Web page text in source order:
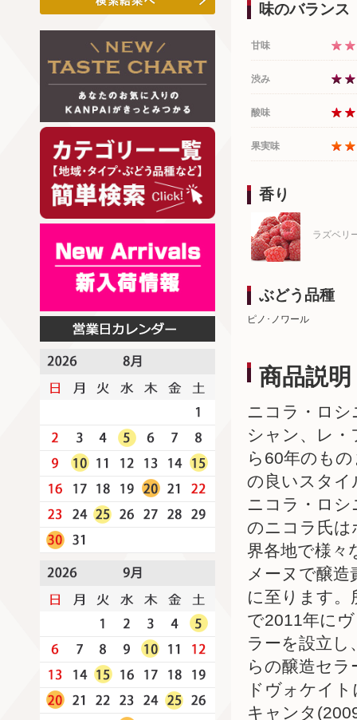
味のバランス
甘味
渋み
酸味
果実味
香り
ラズベリ
ぶどう品種
ピノ･ノワール
商品説明
ニコラ・ロ
シャン、レ
ら60年のも
の良いスタイ
ニコラ・ロシ
のニコラ氏は
界各地で様々
メーヌで醸
に至ります。
で2011年に
ラーを設立
らの醸造セ
ドヴォケイ
キャンタ